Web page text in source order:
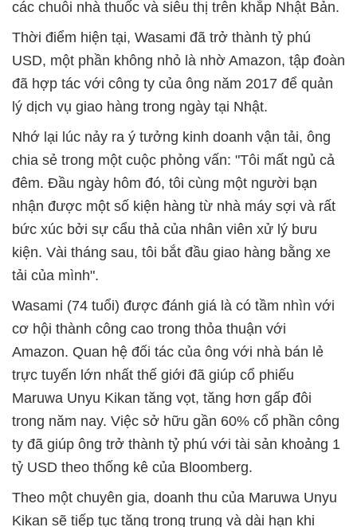
các chuỗi nhà thuốc và siêu thị trên khắp Nhật Bản.
Thời điểm hiện tại, Wasami đã trở thành tỷ phú
USD, một phần không nhỏ là nhờ Amazon, tập đoàn
đã hợp tác với công ty của ông năm 2017 để quản
lý dịch vụ giao hàng trong ngày tại Nhật.
Nhớ lại lúc nảy ra ý tưởng kinh doanh vận tải, ông
chia sẻ trong một cuộc phỏng vấn: "Tôi mất ngủ cả
đêm. Đầu ngày hôm đó, tôi cùng một người bạn
nhận được một số kiện hàng từ nhà máy sợi và rất
bức xúc bởi sự cẩu thả của nhân viên xử lý bưu
kiện. Vài tháng sau, tôi bắt đầu giao hàng bằng xe
tải của mình".
Wasami (74 tuổi) được đánh giá là có tầm nhìn với
cơ hội thành công cao trong thỏa thuận với
Amazon. Quan hệ đối tác của ông với nhà bán lẻ
trực tuyến lớn nhất thế giới đã giúp cổ phiếu
Maruwa Unyu Kikan tăng vọt, tăng hơn gấp đôi
trong năm nay. Việc sở hữu gần 60% cổ phần công
ty đã giúp ông trở thành tỷ phú với tài sản khoảng 1
tỷ USD theo thống kê của Bloomberg.
Theo một chuyên gia, doanh thu của Maruwa Unyu
Kikan sẽ tiếp tục tăng trong trung và dài hạn khi